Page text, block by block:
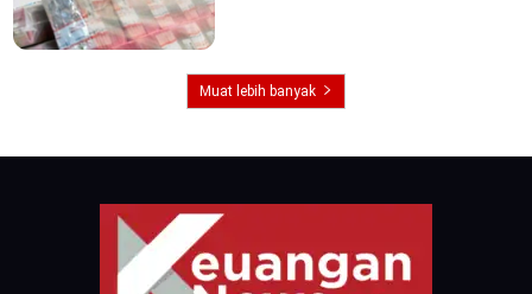
Muat lebih banyak